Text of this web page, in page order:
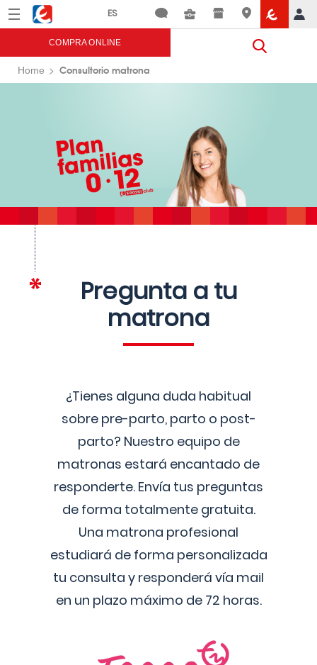
Menú Eroski
COMPRA ONLINE
Home Consultorio matrona
Pregunta a tu
matrona
¿Tienes alguna duda habitual
sobre pre-parto, parto o post-
parto? Nuestro equipo de
matronas estará encantado de
responderte. Envía tus preguntas
de forma totalmente gratuita.
Una matrona profesional
estudiará de forma personalizada
tu consulta y responderá vía mail
en un plazo máximo de 72 horas.